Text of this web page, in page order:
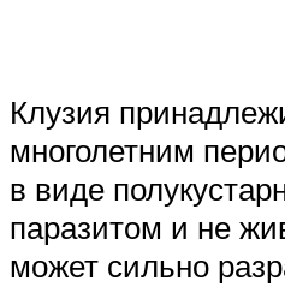
Клузия
многолетним
в виде
паразитом и не
может сильно